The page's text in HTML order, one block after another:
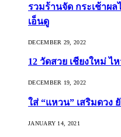
รวมร้านจัด กระเช้าผล
เอ็นดู
DECEMBER 29, 2022
12 วัดสวย เชียงใหม่ ไ
DECEMBER 19, 2022
ใส่ “แหวน” เสริมดวง
JANUARY 14, 2021